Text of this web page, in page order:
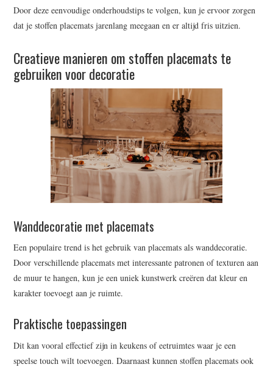
Door deze eenvoudige onderhoudstips te volgen, kun je ervoor zorgen
dat je stoffen placemats jarenlang meegaan en er altijd fris uitzien.
Creatieve manieren om stoffen placemats te
gebruiken voor decoratie
Wanddecoratie met placemats
Een populaire trend is het gebruik van placemats als wanddecoratie.
Door verschillende placemats met interessante patronen of texturen aan
de muur te hangen, kun je een uniek kunstwerk creëren dat kleur en
karakter toevoegt aan je ruimte.
Praktische toepassingen
Dit kan vooral effectief zijn in keukens of eetruimtes waar je een
speelse touch wilt toevoegen. Daarnaast kunnen stoffen placemats ook